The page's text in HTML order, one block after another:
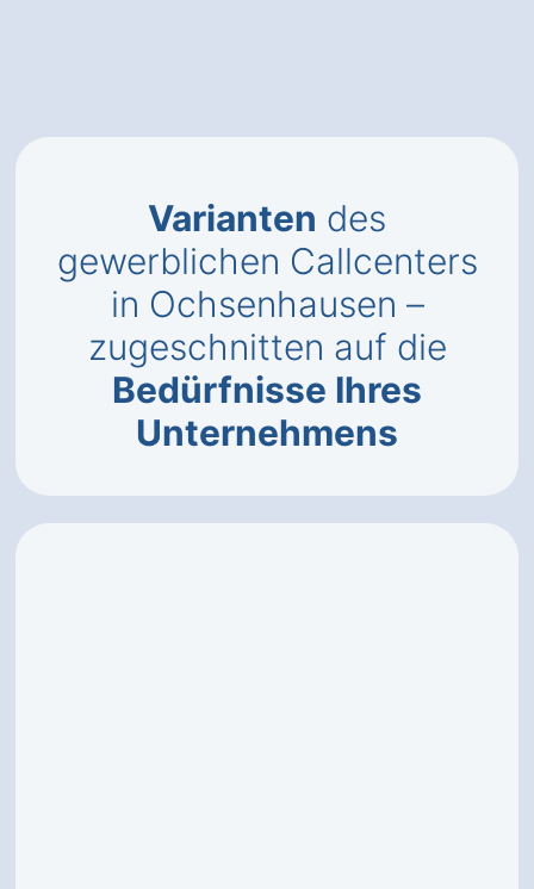
Varianten des
gewerblichen Callcenters
in Ochsenhausen –
zugeschnitten auf die
Bedürfnisse Ihres
Unternehmens